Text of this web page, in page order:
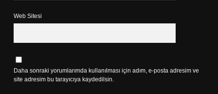
Web Sitesi
Daha sonraki yorumlarımda kullanılması için adım, e-posta adresim ve
site adresim bu tarayıcıya kaydedilsin.